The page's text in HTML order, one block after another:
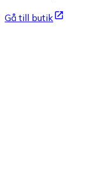
Gå till butik